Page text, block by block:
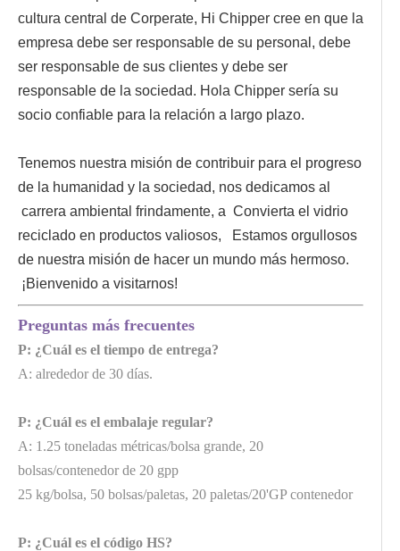
cultura central de Corperate, Hi Chipper cree en que la
empresa debe ser responsable de su personal, debe
ser responsable de sus clientes y debe ser
responsable de la sociedad. Hola Chipper sería su
socio confiable para la relación a largo plazo.
Tenemos nuestra misión de contribuir para el progreso
de la humanidad y la sociedad, nos dedicamos al
carrera ambiental frindamente, a Convierta el vidrio
reciclado en productos valiosos, Estamos orgullosos
de nuestra misión de hacer un mundo más hermoso.
¡Bienvenido a visitarnos!
Preguntas más frecuentes
P: ¿Cuál es el tiempo de entrega?
A: alrededor de 30 días.
P: ¿Cuál es el embalaje regular?
A: 1.25 toneladas métricas/bolsa grande, 20
bolsas/contenedor de 20 gpp
25 kg/bolsa, 50 bolsas/paletas, 20 paletas/20'GP contenedor
P: ¿Cuál es el código HS?